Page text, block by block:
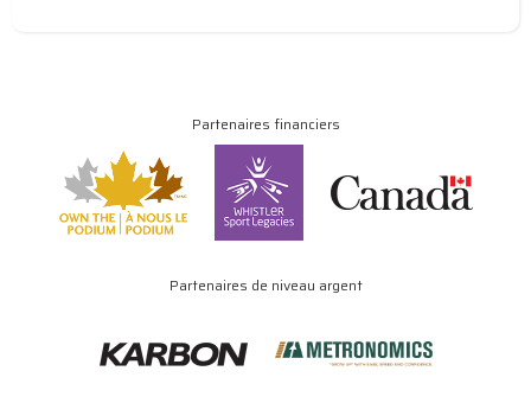
Partenaires financiers
Partenaires de niveau argent